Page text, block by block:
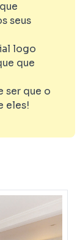
seus
logo
que
ser que o
eles!